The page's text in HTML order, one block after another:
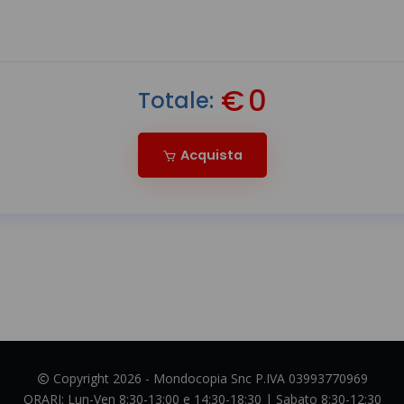
Totale: €0
Acquista
Copyright 2026 - Mondocopia Snc P.IVA 03993770969
ORARI: Lun-Ven 8:30-13:00 e 14:30-18:30 | Sabato 8:30-12:30